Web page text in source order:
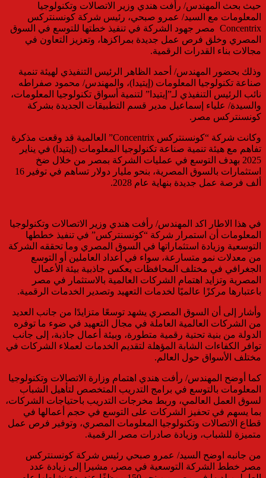
حيث بحث المهندس/ رأفت هندي وزير الاتصالات وتكنولوجيا
المعلومات مع السيد/ عمرو صبحي، رئيس شركة كونسنتركس
Concentrix مصر جهود الشركة في تنفيذ خطتها للتوسع في السوق
المصري وخلق فرص عمل جديدة بمراكزها، وتعزيز التعاون في
مجالات بناء القدرات الرقمية.
وذلك بحضور المهندس/ أحمد الظاهر الرئيس التنفيذي لهيئة تنمية
صناعة تكنولوجيا المعلومات (إيتيدا)، والمهندس/ محمود صفراطه
نائب الرئيس التنفيذي لـ”إيتيدا” لتنمية أسواق تكنولوجيا المعلومات،
والسيدة/ علياء إسماعيل مدير قسم التطبيقات الجديدة بشركة
كونسنتركس مصر.
وكانت شركة “كونسنتركس Concentrix” العالمية قد وقعت مذكرة
تفاهم مع هيئة تنمية صناعة تكنولوجيا المعلومات (إيتيدا) في يناير
2025 بهدف التوسع في عمليات الشركة بمصر من خلال ضخ
استثمارات بالسوق المصرية، بنحو مليار دولار تساهم في توفير 16
ألف فرصة عمل جديدة بنهاية عام 2028.
في هذا الاطار اكد المهندس/ رأفت هندي وزير الاتصالات وتكنولوجيا
المعلومات أن استمرار شركة “كونسنتركس” في تنفيذ خططها
التوسعية وزيادة استثماراتها في السوق المصري وما تحققه الشركة
من معدلات نمو متسارعة، سواء في أعداد العاملين أو التوسع
الجغرافي في مختلف المحافظات يعكس جاذبية بيئة الأعمال
المصرية وتزايد اهتمام الشركات العالمية بالاستثمار في مصر
باعتبارها مركزًا عالميًا لخدمات التعهيد وتصدير الخدمات الرقمية.
وأشار إلى أن السوق المصري يشهد توسعًا متزايدًا من جانب العديد
من الشركات العالمية العاملة في مجال التعهيد في ضوء ما توفره
الدولة من بنية تحتية رقمية متطورة، وبيئة أعمال جاذبة، إلى جانب
توافر الكفاءات الشابة المؤهلة لتقديم الخدمات لعملاء الشركات في
مختلف الأسواق حول العالم.
كما أوضح المهندس/ رأفت هندي اهتمام وزارة الاتصالات وتكنولوجيا
المعلومات بالتوسع في برامج التدريب المتخصص لتأهيل الشباب
لسوق العمل العالمي، وربط مخرجات التدريب باحتياجات الشركات،
بما يسهم في تحفيز الشركات على التوسع في حجم أعمالها في
قطاع الاتصالات وتكنولوجيا المعلومات المصري، وتوفير فرص عمل
متميزة للشباب، وزيادة صادرات مصر الرقمية.
من جانبه اوضح السيد/ عمرو صبحي رئيس شركة كونسنتركس
مصر خطط الشركة التوسعية في مصر، مشيرا إلى زيادة عدد